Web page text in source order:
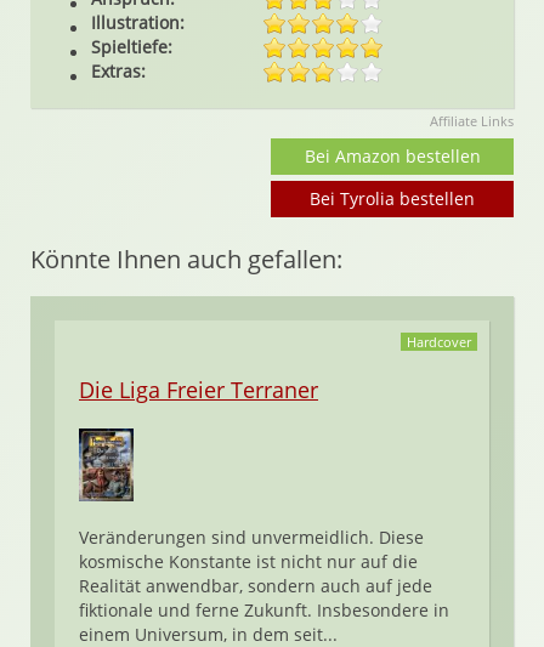
Illustration:
Spieltiefe:
Extras:
Affiliate Links
Bei Amazon bestellen
Bei Tyrolia bestellen
Könnte Ihnen auch gefallen:
Hardcover
Die Liga Freier Terraner
Veränderungen sind unvermeidlich. Diese
kosmische Konstante ist nicht nur auf die
Realität anwendbar, sondern auch auf jede
fiktionale und ferne Zukunft. Insbesondere in
einem Universum, in dem seit...